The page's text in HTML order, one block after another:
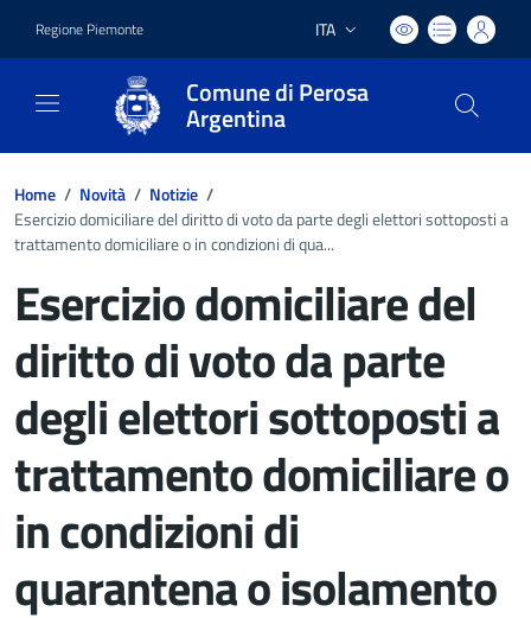
Regione Piemonte Lingua attiva:
ITA
Comune di Perosa
Argentina
Home / Novità / Notizie /
Esercizio domiciliare del diritto di voto da parte degli elettori sottoposti a
trattamento domiciliare o in condizioni di qua...
Esercizio domiciliare del
diritto di voto da parte
degli elettori sottoposti a
trattamento domiciliare o
in condizioni di
quarantena o isolamento